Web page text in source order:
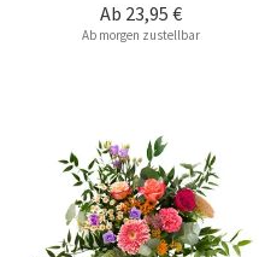
Ab 23,95 €
Ab morgen zustellbar